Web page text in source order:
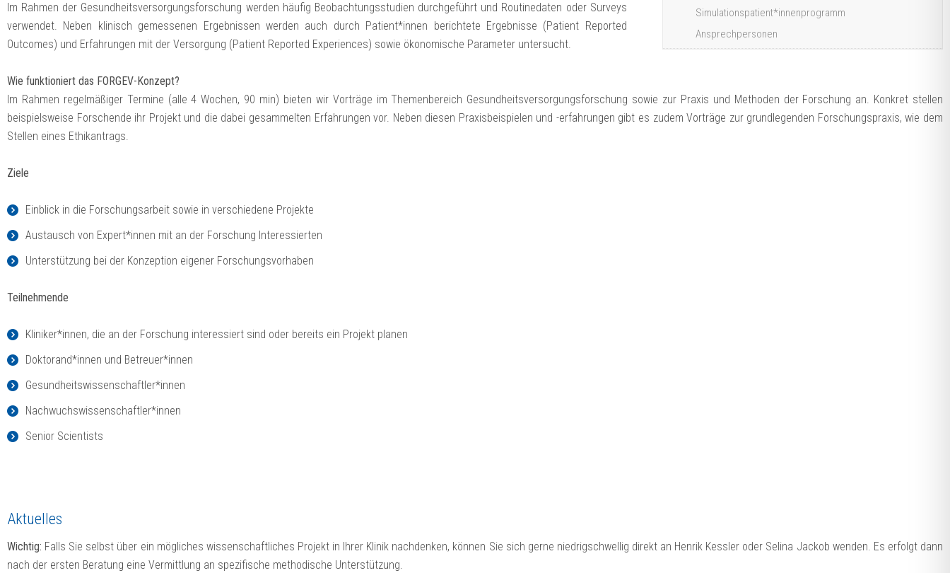
Simulationspatient*innenprogramm
Ansprechpersonen
Im Rahmen der Gesundheitsversorgungsforschung werden häufig Beobachtungsstudien durchgeführt und Routinedaten oder Surveys
verwendet. Neben klinisch gemessenen Ergebnissen werden auch durch Patient*innen berichtete Ergebnisse (Patient Reported
Outcomes) und Erfahrungen mit der Versorgung (Patient Reported Experiences) sowie ökonomische Parameter untersucht.
Wie funktioniert das FORGEV-Konzept?
Im Rahmen regelmäßiger Termine (alle 4 Wochen, 90 min) bieten wir Vorträge im Themenbereich Gesundheitsversorgungsforschung sowie zur Praxis und Methoden der Forschung an. Konkret stellen
beispielsweise Forschende ihr Projekt und die dabei gesammelten Erfahrungen vor. Neben diesen Praxisbeispielen und -erfahrungen gibt es zudem Vorträge zur grundlegenden Forschungspraxis, wie dem
Stellen eines Ethikantrags.
Ziele
Einblick in die Forschungsarbeit sowie in verschiedene Projekte
Austausch von Expert*innen mit an der Forschung Interessierten
Unterstützung bei der Konzeption eigener Forschungsvorhaben
Teilnehmende
Kliniker*innen, die an der Forschung interessiert sind oder bereits ein Projekt planen
Doktorand*innen und Betreuer*innen
Gesundheitswissenschaftler*innen
Nachwuchswissenschaftler*innen
Senior Scientists
Aktuelles
Wichtig: Falls Sie selbst über ein mögliches wissenschaftliches Projekt in Ihrer Klinik nachdenken, können Sie sich gerne niedrigschwellig direkt an Henrik Kessler oder Selina Jackob wenden. Es erfolgt dann
nach der ersten Beratung eine Vermittlung an spezifische methodische Unterstützung.